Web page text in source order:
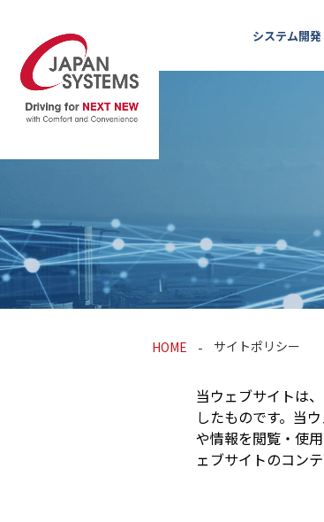
システム開発
HOME サイトポリシー
当ウェブサイトは
したものです。当
や情報を閲覧・使
ェブサイトのコン